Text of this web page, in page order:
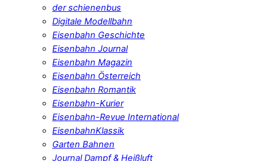
der schienenbus
Digitale Modellbahn
Eisenbahn Geschichte
Eisenbahn Journal
Eisenbahn Magazin
Eisenbahn Österreich
Eisenbahn Romantik
Eisenbahn-Kurier
Eisenbahn-Revue International
EisenbahnKlassik
Garten Bahnen
Journal Dampf & Heißluft